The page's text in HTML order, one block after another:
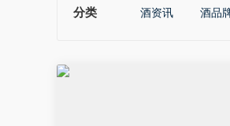
分类 酒资讯 酒品